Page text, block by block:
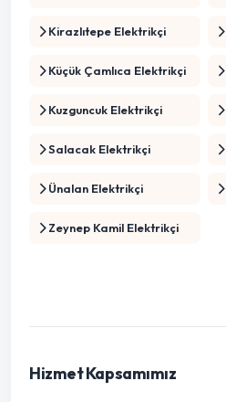
Kirazlıtepe Elektrikçi
Küçük Çamlıca Elektrikçi
Kuzguncuk Elektrikçi
Salacak Elektrikçi
Ünalan Elektrikçi
Zeynep Kamil Elektrikçi
Hizmet Kapsamımız